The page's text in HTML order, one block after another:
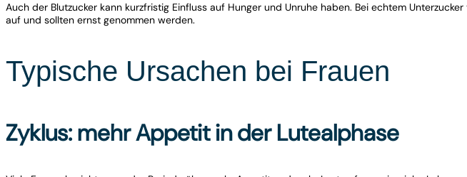
Auch der Blutzucker kann kurzfristig Einfluss auf Hunger und Unruhe haben. Bei echtem
auf und sollten ernst genommen werden.
Typische Ursachen bei Frauen
Zyklus: mehr Appetit in der Lutealphase